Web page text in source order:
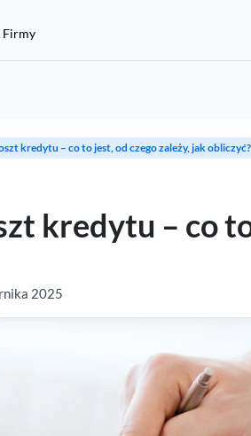
Firmy
sprawdzić swoje dane w
Jeśli nie
Przygotuj aplikację
kredytu – co to jest, od czego zależy, jak obliczyć?
kredytu – co
2025